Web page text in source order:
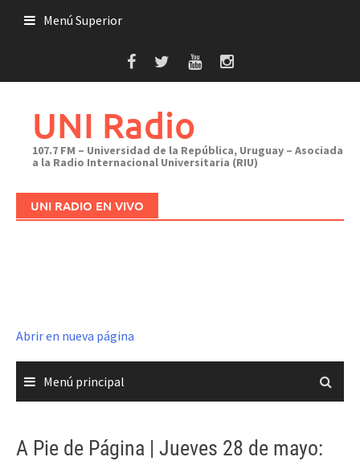
Menú Superior
UNI Radio
107.7 FM – Universidad de la República, Uruguay – Asociada
a la Radio Internacional Universitaria (RIU)
UNI RADIO EN VIVO
Abrir en nueva página
Menú principal
A Pie de Página | Jueves 28 de mayo: